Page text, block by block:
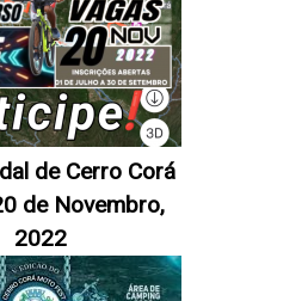
de Cerro Corá
de Novembro,
2022